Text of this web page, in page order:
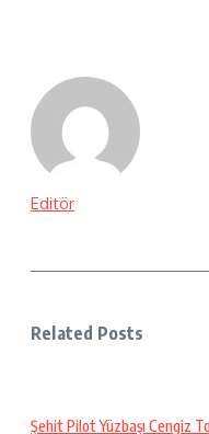
Editör
Related Posts
Şehit Pilot Yüzbaşı Cengiz